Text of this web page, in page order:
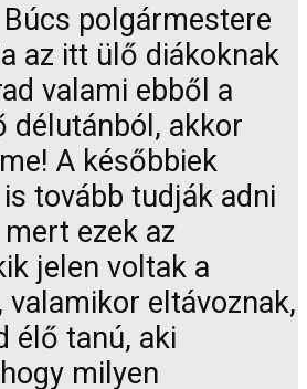
polgármestere
az itt ülő diákoknak
valami ebből a
délutánból, akkor
A későbbiek
tovább tudják adni
ezek az
jelen voltak a
valamikor eltávoznak,
élő tanú, aki
milyen